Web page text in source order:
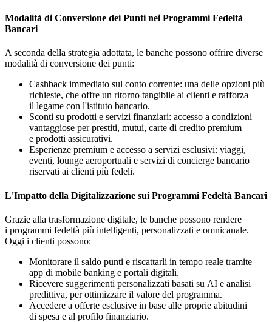
Modalità di Conversione dei Punti nei Programmi Fedeltà
Bancari
A seconda della strategia adottata, le banche possono offrire diverse
modalità di conversione dei punti:
Cashback immediato sul conto corrente: una delle opzioni più
richieste, che offre un ritorno tangibile ai clienti e rafforza
il legame con l'istituto bancario.
Sconti su prodotti e servizi finanziari: accesso a condizioni
vantaggiose per prestiti, mutui, carte di credito premium
e prodotti assicurativi.
Esperienze premium e accesso a servizi esclusivi: viaggi,
eventi, lounge aeroportuali e servizi di concierge bancario
riservati ai clienti più fedeli.
L'Impatto della Digitalizzazione sui Programmi Fedeltà Bancari
Grazie alla trasformazione digitale, le banche possono rendere
i programmi fedeltà più intelligenti, personalizzati e omnicanale.
Oggi i clienti possono:
Monitorare il saldo punti e riscattarli in tempo reale tramite
app di mobile banking e portali digitali.
Ricevere suggerimenti personalizzati basati su AI e analisi
predittiva, per ottimizzare il valore del programma.
Accedere a offerte esclusive in base alle proprie abitudini
di spesa e al profilo finanziario.